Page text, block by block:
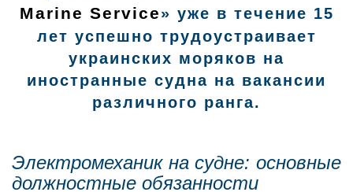
Marine Service» уже в течение 15
лет успешно трудоустраивает
украинских моряков на
иностранные судна на вакансии
различного ранга.
Электромеханик на судне: основные
должностные обязанности